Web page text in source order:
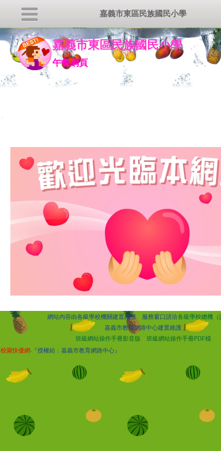
嘉義市東區民族國民小學
午餐網頁
:::
網站內容由各級學校機關建置維護 服務窗口請洽各級學校總機（
嘉義市教育網路中心建置維護
班級網站操作手冊影音版
班級網站操作手冊PDF檔
校園快優網‧『授權給：嘉義市教育網路中心』
嘉義市東區民族國民小學